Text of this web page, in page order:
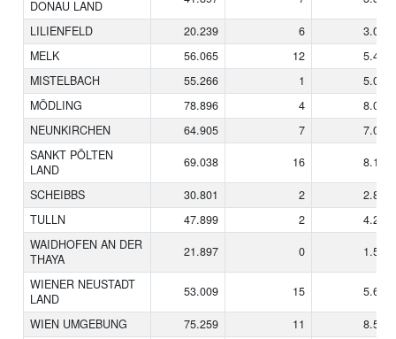
DONAU LAND
LILIENFELD 20.239 6
3.076
MELK
56.065 12
5.486
MISTELBACH
55.266 1
5.056
MÖDLING
78.896 4
8.080
NEUNKIRCHEN
64.905 7
7.056
SANKT PÖLTEN
LAND
69.038 16 8.144
SCHEIBBS 30.801 2
2.808
TULLN
47.899 2
4.255
WAIDHOFEN AN DER
THAYA
21.897 0 1.567
WIENER NEUSTADT
LAND
53.009 15 5.640
WIEN UMGEBUNG 75.259 11
8.523